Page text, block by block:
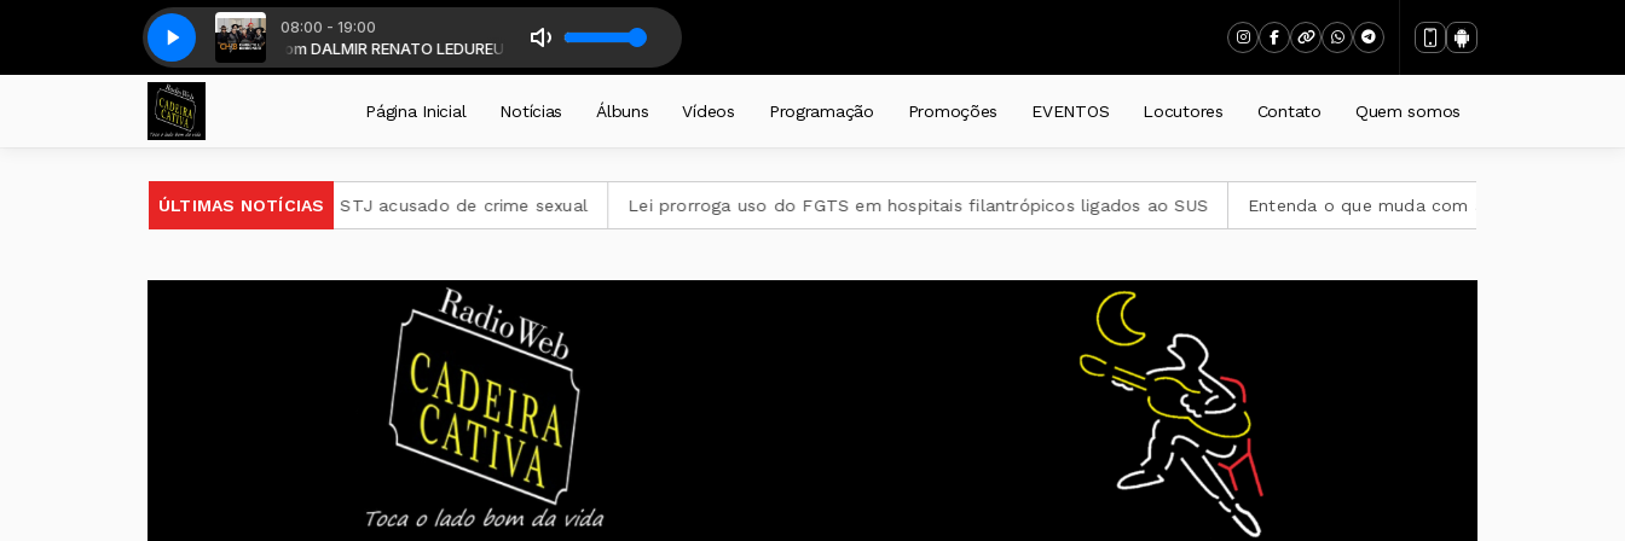
08:00 - 19:00
FRONTEIRAS - DALMIR LEDUR - com DALMIR RENATO LEDUREU SOU DO SUL SEM FRONTEIRAS - DALMIR LEDUR - com DALMIR RENATO LEDUR
Chiquito e Bordoneio - Rincão Dos Touros 25Chiquito e Bordoneio - Rincão Dos Touros 25
Página Inicial Notícias Álbuns Vídeos Programação Promoções EVENTOS Locutores Contato Quem somos
ÚLTIMAS NOTÍCIAS
perda de cargo para ministro do STJ acusado de crime sexual Lei prorroga uso do FGTS em hospitais filantrópicos ligados ao SUS Entenda o que muda com a nova Lei do Frete